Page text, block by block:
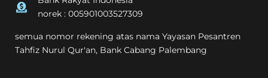
norek : 005901003527309
semua nomor rekening atas nama Yayasan Pesantren
Tahfiz Nurul Qur'an, Bank Cabang Palembang